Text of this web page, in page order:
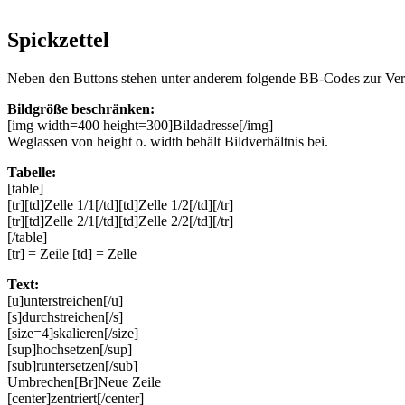
Spickzettel
Neben den Buttons stehen unter anderem folgende BB-Codes zur
Bildgröße beschränken:
[img width=400 height=300]Bildadresse[/img]
Weglassen von height o. width behält Bildverhältnis bei.
Tabelle:
[table]
[tr][td]Zelle 1/1[/td][td]Zelle 1/2[/td][/tr]
[tr][td]Zelle 2/1[/td][td]Zelle 2/2[/td][/tr]
[/table]
[tr] = Zeile [td] = Zelle
Text:
[u]unterstreichen[/u]
[s]durchstreichen[/s]
[size=4]skalieren[/size]
[sup]hochsetzen[/sup]
[sub]runtersetzen[/sub]
Umbrechen[Br]Neue Zeile
[center]zentriert[/center]